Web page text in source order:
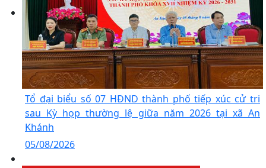
Tổ đại biểu số 07 HĐND thành phố tiếp xúc cử tri
sau Kỳ họp thường lệ giữa năm 2026 tại xã An
Khánh
05/08/2026